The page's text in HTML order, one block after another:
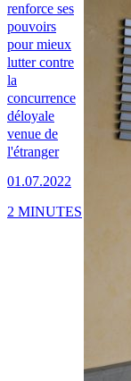
renforce ses
pouvoirs
pour mieux
lutter contre
la
concurrence
déloyale
venue de
l'étranger
01.07.2022
2 MINUTES